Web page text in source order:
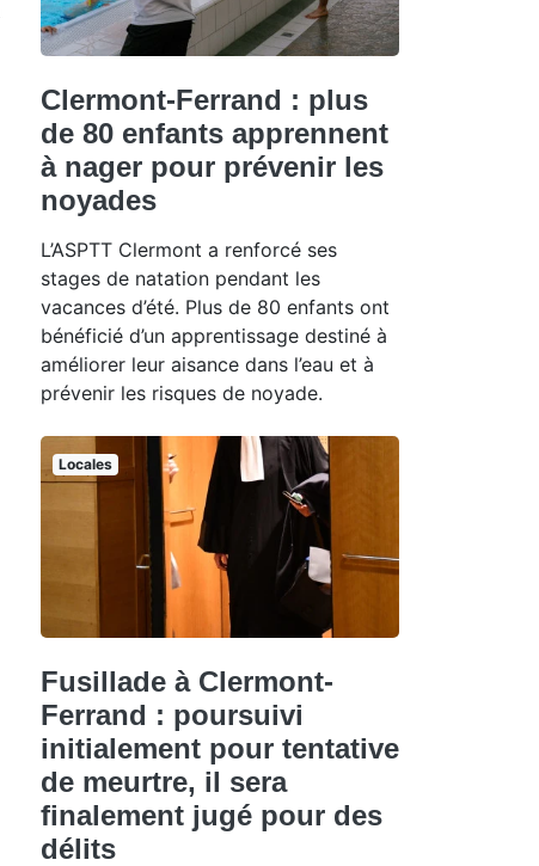
Clermont-Ferrand : plus
de 80 enfants apprennent
à nager pour prévenir les
noyades
L’ASPTT Clermont a renforcé ses
stages de natation pendant les
vacances d’été. Plus de 80 enfants ont
bénéficié d’un apprentissage destiné à
améliorer leur aisance dans l’eau et à
prévenir les risques de noyade.
Locales
Fusillade à Clermont-
Ferrand : poursuivi
initialement pour tentative
de meurtre, il sera
finalement jugé pour des
délits